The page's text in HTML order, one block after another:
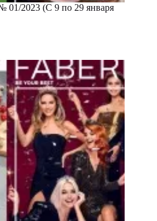
01/2023 (С 9 по 29 января